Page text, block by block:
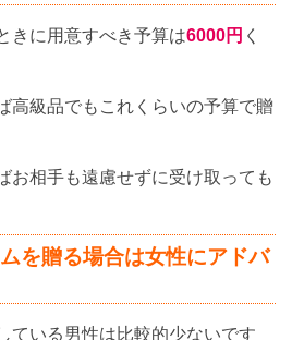
きに用意すべき予算は6000円 く
高級品でもこれくらいの予算で贈
お相手も遠慮せずに受け取っても
を贈る場合は女性にアドバ
ている男性は比較的少ないです